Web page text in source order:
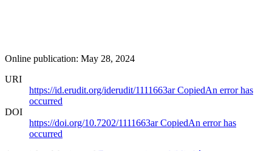
Online publication: May 28, 2024
URI
https://id.erudit.org/iderudit/1111663arCopiedAn error has
occurred
DOI
https://doi.org/10.7202/1111663arCopiedAn error has
occurred